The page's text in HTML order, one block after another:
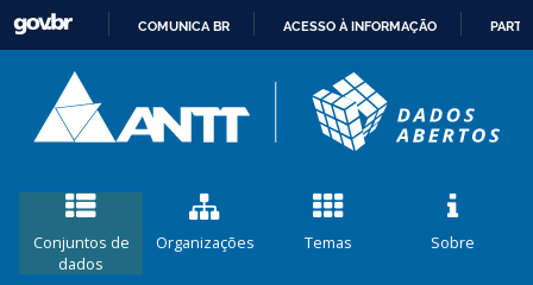
CONTEÚDO
COMUNICA BR ACESSO À INFORMAÇÃO
Conjuntos de
dados
Organizações Temas Sobre